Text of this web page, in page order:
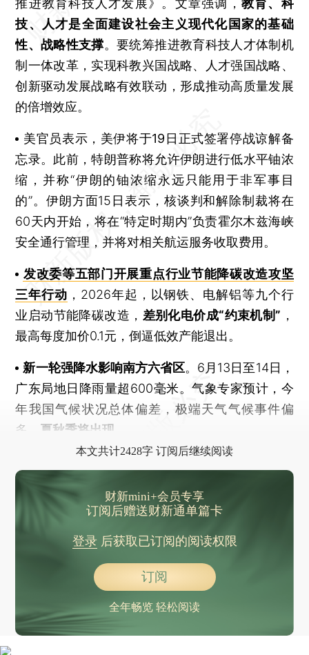
推进教育科技人才发展》。文章强调， 教育、科
技、人才是全面建设社会主义现代化国家的基础
性、战略性支撑。要统筹推进教育科技人才体制机
制一体改革，实现科教兴国战略、人才强国战略、
创新驱动发展战略有效联动，形成推动高质量发展
的倍增效应。
美官员表示， 美伊将于19日正式签署停战谅解备
忘录。此前，特朗普称将允许伊朗进行低水平铀浓
缩 ，并称“伊朗的铀浓缩永远只能用于非军事目
的”。伊朗方面15日表示，核谈判和解除制裁将在
60天内开始，将在“特定时期内”负责霍尔木兹海峡
安全通行管理，并将对相关航运服务收取费用。
发改委等五部门开展重点行业节能降碳改造攻坚
三年行动 ，2026年起，以钢铁、电解铝等九个行
业启动节能降碳改造， 差别化电价成“约束机制” ，
最高每度加价0.1元，倒逼低效产能退出。
新一轮强降水影响南方六省区。6月13日至14日，
广东局地日降雨量超600毫米。气象专家预计，今
年我国气候状况总体偏差，极端天气气候事件偏
多， 夏秋季将出现
本文共计2428字 订阅后继续阅读
财新mini+会员专享
订阅后赠送财新通单篇卡
登录后获取已订阅的阅读权限
订阅
全年畅览 轻松阅读